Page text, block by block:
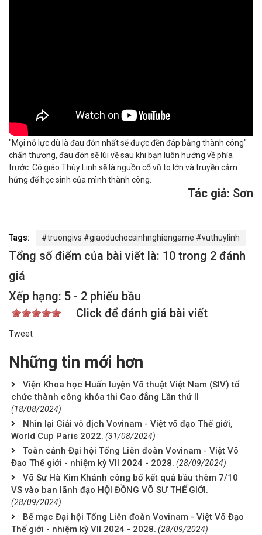
"Mọi nỗ lực dù là đau đớn nhất sẽ được đền đáp bằng thành công"
chấn thương, đau đớn sẽ lùi về sau khi bạn luôn hướng về phía
trước. Cô giáo Thùy Linh sẽ là nguồn cổ vũ to lớn và truyền cảm
hứng để học sinh của mình thành công.
Tác giả: Sơn
Tags: #truongivs #giaoduchocsinhnghiengame #vuthuylinh
Tổng số điểm của bài viết là: 10 trong 2 đánh
giá
Xếp hạng: 5 - 2 phiếu bầu
Click để đánh giá bài viết
Tweet
Những tin mới hơn
Viện Khoa học Huấn luyện Võ thuật Việt Nam (SIV) tổ
chức thành công khóa thi Cao đẳng Lần thứ II
(18/08/2024)
Nhìn lại Giải vô địch Vovinam - Việt võ đạo Thế giới,
World Cup Paris 2022. (31/08/2024)
Toàn cảnh Đại hội Tổng Liên đoàn Vovinam - Việt Võ
Đạo Thế giới - nhiệm kỳ VII 2024 - 2028. (28/09/2024)
Võ Sư Hà Kim Khánh công bố kết quả bầu thêm 7/10
VS vào ban lãnh đạo HỘI ĐỒNG VÕ SƯ THẾ GIỚI.
(28/09/2024)
Bế mạc Đại hội Tổng Liên đoàn Vovinam - Việt Võ Đạo
Thế giới - nhiệm kỳ VII 2024 - 2028. (28/09/2024)